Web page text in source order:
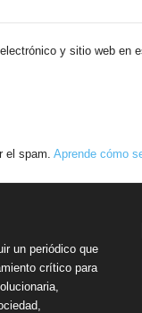
y sitio web en
el spam. Aprende cómo
un periódico que
crítico para